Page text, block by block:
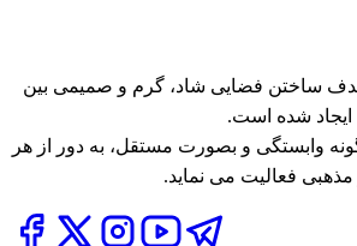
هدف ساختن فضایی شاد، گرم و صمیمی بین
ایجاد شده است.
وابستگی و بصورت مستقل، به دور از هر
فعالیت می نماید.